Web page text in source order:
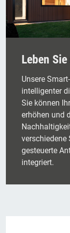
Leben
Unsere
intelligenter
Sie können
erhöhen und
verschiedene
gesteuerte
integriert.